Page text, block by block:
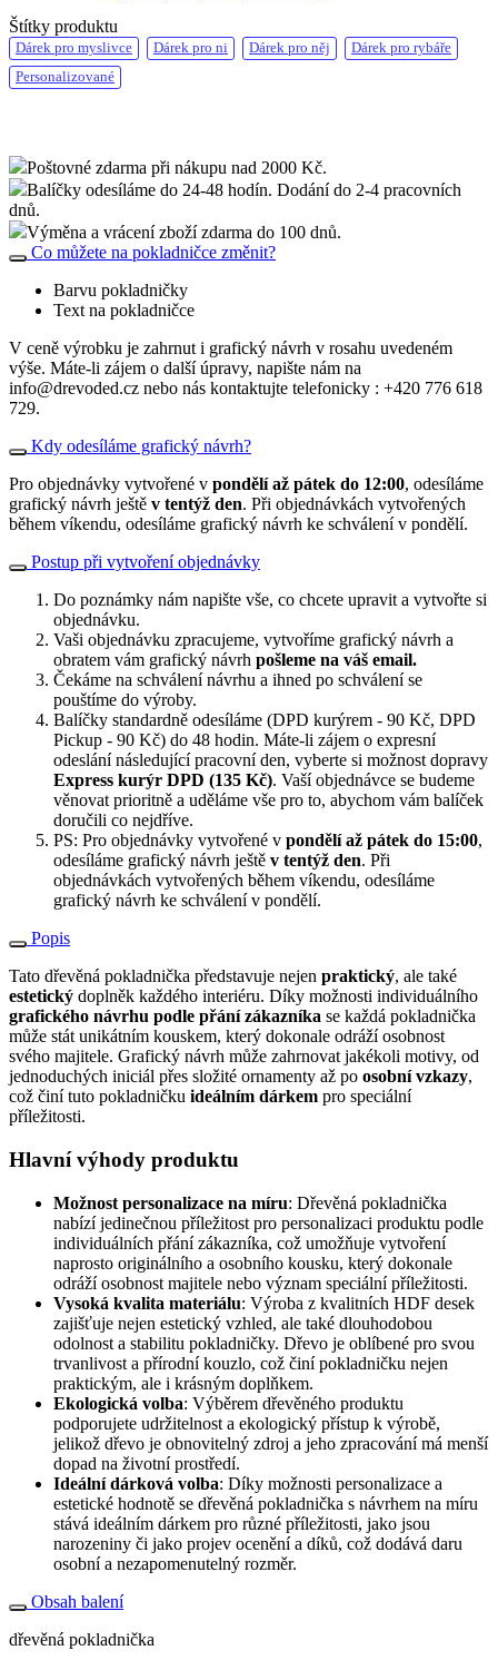
Štítky produktu
Dárek pro myslivce Dárek pro ni Dárek pro něj
Dárek pro rybáře
Personalizované
Poštovné zdarma při nákupu nad 2000 Kč.
Balíčky odesíláme do 24-48 hodín. Dodání do 2-4 pracovních
dnů.
Výměna a vrácení zboží zdarma do 100 dnů.
Co můžete na pokladničce změnit?
Barvu pokladničky
Text na pokladničce
V ceně výrobku je zahrnut i grafický návrh v rosahu uvedeném
výše. Máte-li zájem o další úpravy, napište nám na
info@drevoded.cz nebo nás kontaktujte telefonicky : +420 776 618
729.
Kdy odesíláme grafický návrh?
Pro objednávky vytvořené v pondělí až pátek do 12:00, odesíláme
grafický návrh ještě v tentýž den. Při objednávkách vytvořených
během víkendu, odesíláme grafický návrh ke schválení v pondělí.
Postup při vytvoření objednávky
Do poznámky nám napište vše, co chcete upravit a vytvořte si
objednávku.
Vaši objednávku zpracujeme, vytvoříme grafický návrh a
obratem vám grafický návrh pošleme na váš email.
Čekáme na schválení návrhu a ihned po schválení se
pouštíme do výroby.
Balíčky standardně odesíláme (DPD kurýrem - 90 Kč, DPD
Pickup - 90 Kč) do 48 hodin. Máte-li zájem o expresní
odeslání následující pracovní den, vyberte si možnost dopravy
Express kurýr DPD (135 Kč). Vaší objednávce se budeme
věnovat prioritně a uděláme vše pro to, abychom vám balíček
doručili co nejdříve.
PS: Pro objednávky vytvořené v pondělí až pátek do 15:00,
odesíláme grafický návrh ještě v tentýž den. Při
objednávkách vytvořených během víkendu, odesíláme
grafický návrh ke schválení v pondělí.
Popis
Tato dřevěná pokladnička představuje nejen praktický, ale také
estetický doplněk každého interiéru. Díky možnosti individuálního
grafického návrhu podle přání zákazníka se každá pokladnička
může stát unikátním kouskem, který dokonale odráží osobnost
svého majitele. Grafický návrh může zahrnovat jakékoli motivy, od
jednoduchých iniciál přes složité ornamenty až po osobní vzkazy,
což činí tuto pokladničku ideálním dárkem pro speciální
příležitosti.
Hlavní výhody produktu
Možnost personalizace na míru: Dřevěná pokladnička
nabízí jedinečnou příležitost pro personalizaci produktu podle
individuálních přání zákazníka, což umožňuje vytvoření
naprosto originálního a osobního kousku, který dokonale
odráží osobnost majitele nebo význam speciální příležitosti.
Vysoká kvalita materiálu: Výroba z kvalitních HDF desek
zajišťuje nejen estetický vzhled, ale také dlouhodobou
odolnost a stabilitu pokladničky. Dřevo je oblíbené pro svou
trvanlivost a přírodní kouzlo, což činí pokladničku nejen
praktickým, ale i krásným doplňkem.
Ekologická volba: Výběrem dřevěného produktu
podporujete udržitelnost a ekologický přístup k výrobě,
jelikož dřevo je obnovitelný zdroj a jeho zpracování má menší
dopad na životní prostředí.
Ideální dárková volba: Díky možnosti personalizace a
estetické hodnotě se dřevěná pokladnička s návrhem na míru
stává ideálním dárkem pro různé příležitosti, jako jsou
narozeniny či jako projev ocenění a díků, což dodává daru
osobní a nezapomenutelný rozměr.
Obsah balení
dřevěná pokladnička